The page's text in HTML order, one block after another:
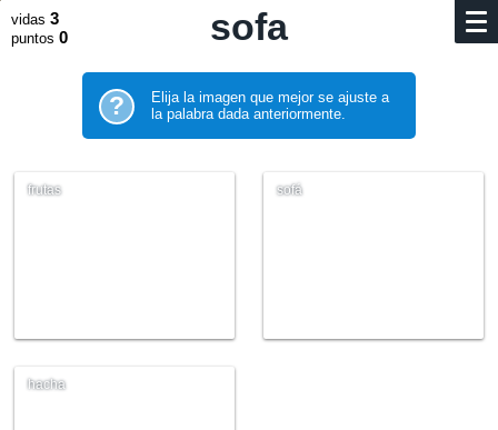
vidas 3
puntos 0 sofa
?
Elija la imagen que mejor se ajuste a
la palabra dada anteriormente.
frutas sofá
hacha